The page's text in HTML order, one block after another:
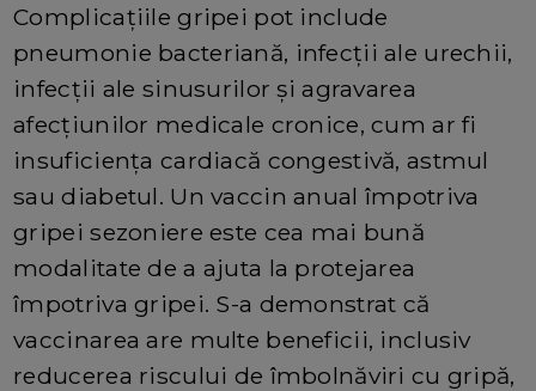
Complicațiile gripei pot include
pneumonie bacteriană, infecții ale urechii,
infecții ale sinusurilor și agravarea
afecțiunilor medicale cronice, cum ar fi
insuficiența cardiacă congestivă, astmul
sau diabetul. Un vaccin anual împotriva
gripei sezoniere este cea mai bună
modalitate de a ajuta la protejarea
împotriva gripei. S-a demonstrat că
vaccinarea are multe beneficii, inclusiv
reducerea riscului de îmbolnăviri cu gripă,